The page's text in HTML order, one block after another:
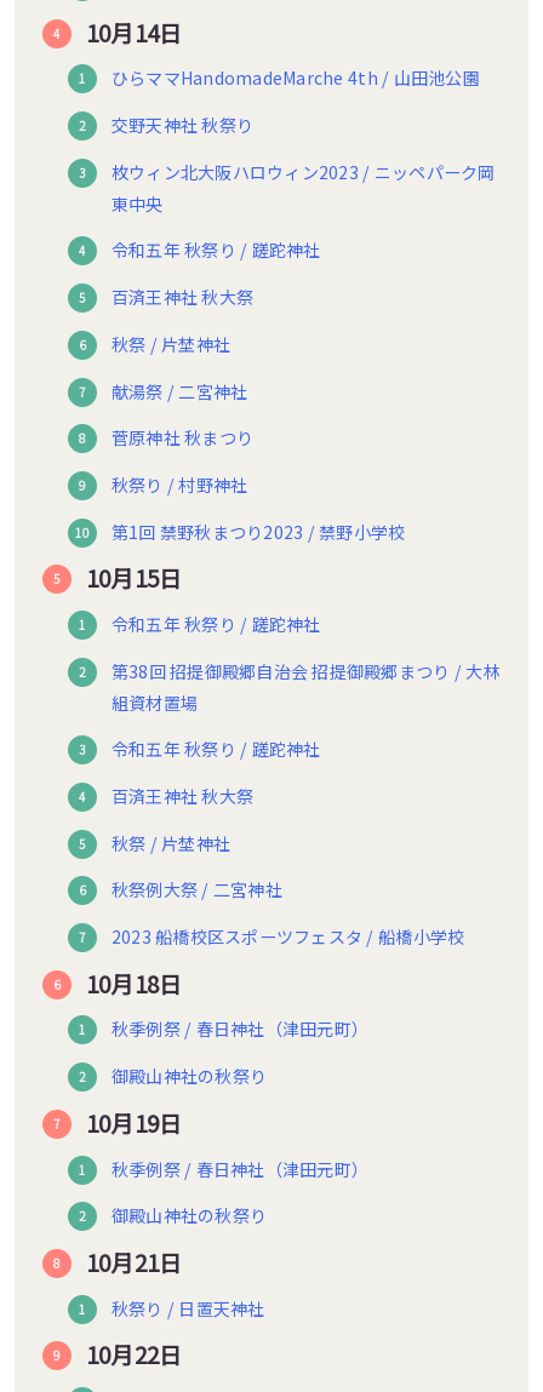
10月14日
ひらママHandomadeMarche 4th / 山田池公園
交野天神社 秋祭り
枚ウィン北大阪ハロウィン2023 / ニッペパーク岡
東中央
令和五年 秋祭り / 蹉跎神社
百済王神社 秋大祭
秋祭 / 片埜神社
献湯祭 / 二宮神社
菅原神社 秋まつり
秋祭り / 村野神社
第1回 禁野秋まつり2023 / 禁野小学校
10月15日
令和五年 秋祭り / 蹉跎神社
第38回 招提御殿郷自治会 招提御殿郷まつり / 大林
組資材置場
令和五年 秋祭り / 蹉跎神社
百済王神社 秋大祭
秋祭 / 片埜神社
秋祭例大祭 / 二宮神社
2023 船橋校区スポーツフェスタ / 船橋小学校
10月18日
秋季例祭 / 春日神社（津田元町）
御殿山神社の秋祭り
10月19日
秋季例祭 / 春日神社（津田元町）
御殿山神社の秋祭り
10月21日
秋祭り / 日置天神社
10月22日